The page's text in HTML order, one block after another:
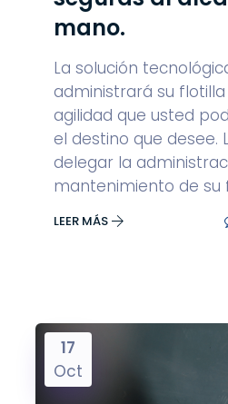
mano.
La solución
administrará su
agilidad que usted
el destino que desee.
delegar la
mantenimiento de su
LEER MÁS
17
Oct